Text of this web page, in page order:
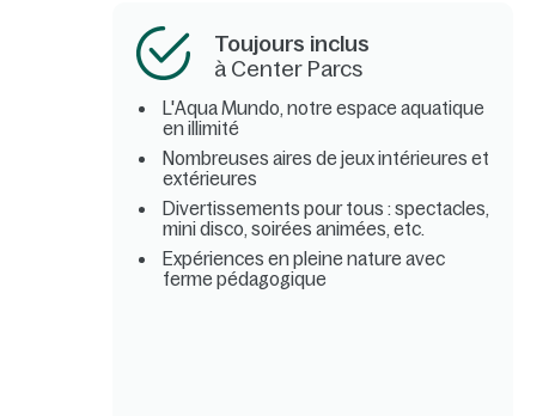
Toujours inclus
à Center Parcs
L'Aqua Mundo, notre espace aquatique
en illimité
Nombreuses aires de jeux intérieures et
extérieures
Divertissements pour tous : spectacles,
mini disco, soirées animées, etc.
Expériences en pleine nature avec
ferme pédagogique